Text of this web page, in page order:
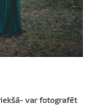
var fotografēt